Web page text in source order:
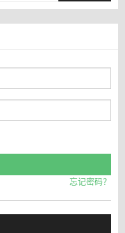
忘记密码？